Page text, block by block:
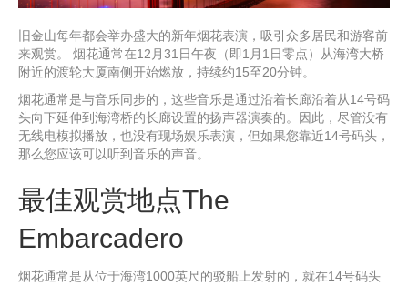
旧金山每年都会举办盛大的新年烟花表演，吸引众多居民和游客前
来观赏。 烟花通常在12月31日午夜（即1月1日零点）从海湾大桥
附近的渡轮大厦南侧开始燃放，持续约15至20分钟。
烟花通常是与音乐同步的，这些音乐是通过沿着长廊沿着从14号码
头向下延伸到海湾桥的长廊设置的扬声器演奏的。因此，尽管没有
无线电模拟播放，也没有现场娱乐表演，但如果您靠近14号码头，
那么您应该可以听到音乐的声音。
最佳观赏地点The
Embarcadero
烟花通常是从位于海湾1000英尺的驳船上发射的，就在14号码头